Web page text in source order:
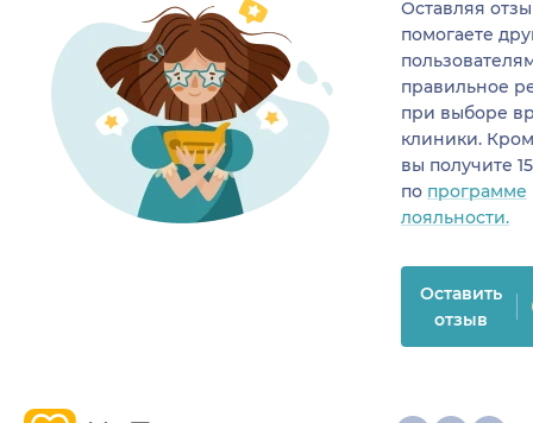
Оставляя
помогаете
правильное
при выборе
клиники.
вы получите
по программе
лояльности.
Оставить
отзыв